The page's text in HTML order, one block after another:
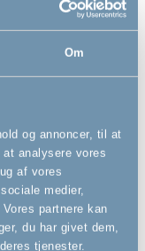
Om
og annoncer, til at
analysere vores
af vores
medier,
partnere kan
du har givet dem,
tjenester.
badetermometer,
DKK